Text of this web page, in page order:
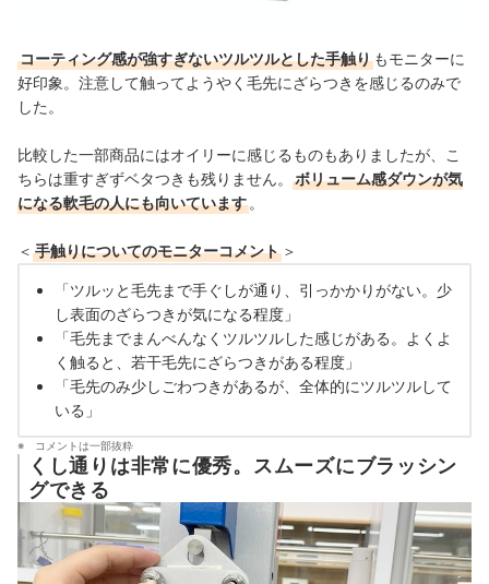
コーティング感が強すぎないツルツルとした手触り もモニターに
好印象。注意して触ってようやく毛先にざらつきを感じるのみで
した。
比較した一部商品にはオイリーに感じるものもありましたが、こ
ちらは重すぎずベタつきも残りません。
ボリューム感ダウンが気
になる軟毛の人にも向いています 。
＜ 手触りについてのモニターコメント ＞
「ツルッと毛先まで手ぐしが通り、引っかかりがない。少
し表面のざらつきが気になる程度」
「毛先までまんべんなくツルツルした感じがある。よくよ
く触ると、若干毛先にざらつきがある程度」
「毛先のみ少しごわつきがあるが、全体的にツルツルして
いる」
コメントは一部抜粋
くし通りは非常に優秀。スムーズにブラッシン
グできる